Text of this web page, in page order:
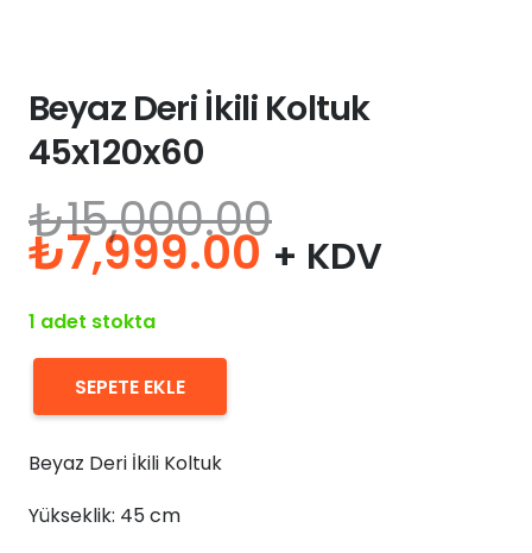
Beyaz Deri İkili Koltuk
45x120x60
₺15,000.00
Orijinal
fiyat:
₺15,000.00.
₺7,999.00Şu
andaki
+ KDV
1 adet stokta
Beyaz
İkili
Koltuk
SEPETE EKLE
Beyaz Deri İkili Koltuk
Yükseklik: 45 cm